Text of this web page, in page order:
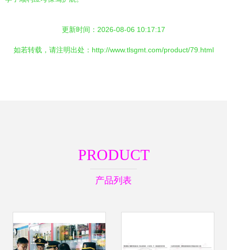
更新时间：2026-08-06 10:17:17
如若转载，请注明出处：http://www.tlsgmt.com/product/79.html
PRODUCT
产品列表